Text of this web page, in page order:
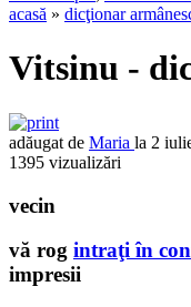
acasă » dicţionar
Vitsinu -
adăugat de Maria la 2
1395 vizualizări
vecin
vă rog intraţi în
impresii